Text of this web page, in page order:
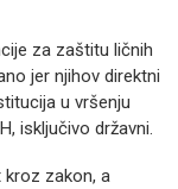
za zaštitu ličnih
jer njihov direktni
u vršenju
isključivo državni.
zakon, a